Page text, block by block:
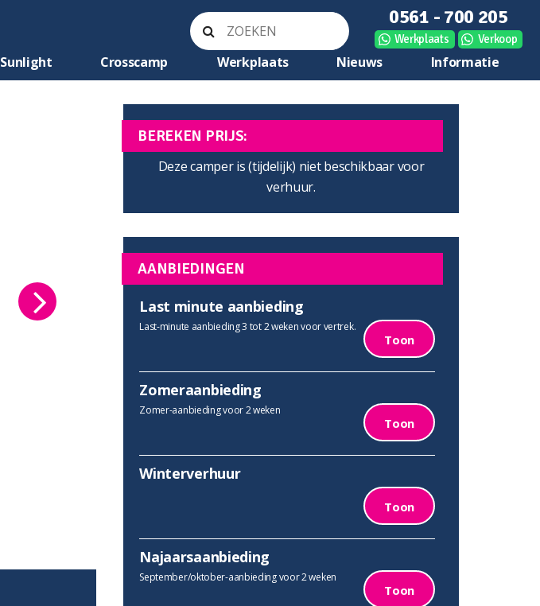
0561 - 700 205
Werkplaats Verkoop
Sunlight Crosscamp Werkplaats Nieuws Informatie
BEREKEN PRIJS:
Deze camper is (tijdelijk) niet beschikbaar voor
verhuur.
AANBIEDINGEN
Last minute aanbieding
Last-minute aanbieding 3 tot 2 weken voor vertrek.
Toon
Zomeraanbieding
Zomer-aanbieding voor 2 weken
Toon
Winterverhuur
Toon
Najaarsaanbieding
September/oktober-aanbieding voor 2 weken
Toon